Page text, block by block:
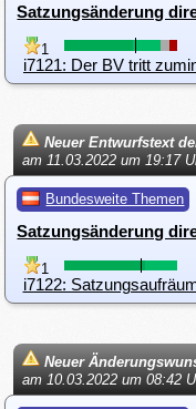
Satzungsänderung
1
Neuer Entwurfstext
am 11.03.2022 um 19:17
Bundesweite Themen
Satzungsänderung
1
i7122:
Neuer
am 10.03.2022 um 08:42